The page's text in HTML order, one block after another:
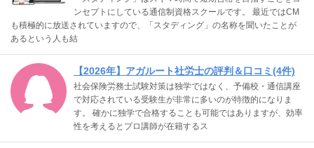
ンセプトにしている通信制資格スクールです。 最近ではCM
も積極的に放送されていますので、「スタディング」の名称を聞いたことが
あるという人も結
【2026年】アガルート社労士の評判＆口コミ(4件)
社会保険労務士試験対策は独学ではなく、予備校・通信講座
で対応されている受験生が非常に多いのが特徴的になりま
す。 確かに独学で合格することも可能ではありますが、効率
性を考えるとプロ講師が在籍するス